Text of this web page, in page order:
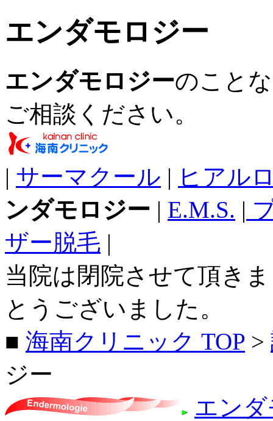
エンダモロジー
エンダモロジーのこと
ご相談ください。
| サーマクール | ヒアル
ンダモロジー | E.M.S. |
ザー脱毛 |
当院は閉院させて頂き
とうございました。
■ 海南クリニック TOP >
ジー
エンダ